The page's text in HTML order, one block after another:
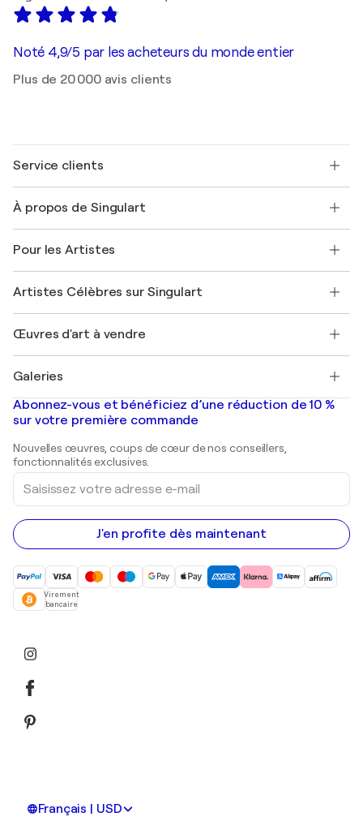
Noté 4,9/5 par les acheteurs du monde entier
Plus de 20 000 avis clients
Service clients
Expédition
Offrir une carte cadeau
Rejoignez notre programme commercial
Mon compte
+33 1 76 44 06 42
À propos de Singulart
FAQ
Magazine Singulart
Emplois
Découvrez une sélection d'art original
Pour les Artistes
Se connecter en tant qu'Artiste
Artistes Célèbres sur Singulart
Marc Chagall
Banksy
Mr. Brainwash
Shepard Fairey
Œuvres d'art à vendre
Tableaux abstraits à vendre
Peintures de paysage
Estampes
Peintures acryliques
Galeries
Galeries d'art en France
Galeries d'art en Belgique
Abonnez-vous et bénéficiez d’une réduction de 10 %
sur votre première commande
Nouvelles œuvres, coups de cœur de nos conseillers,
fonctionnalités exclusives.
Saisissez
votre
adresse
e-
mail
J'en profite dès maintenant
Virement
bancaire
Français | USD